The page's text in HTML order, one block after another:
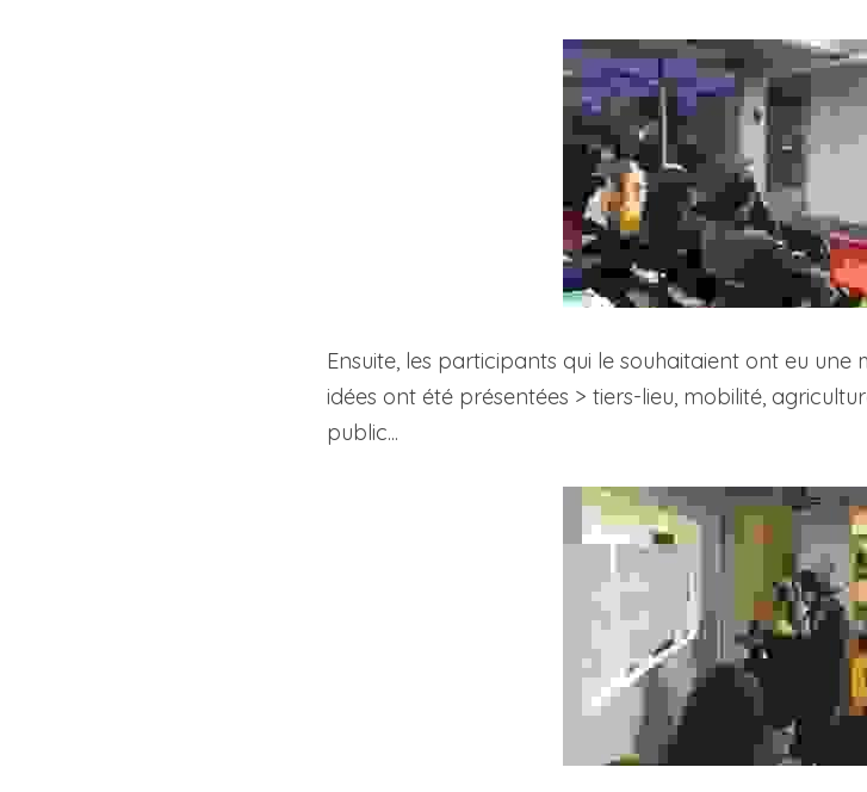
Ensuite, les participants qui le souhaitaient ont eu
idées ont été présentées > tiers-lieu, mobilité,
public...